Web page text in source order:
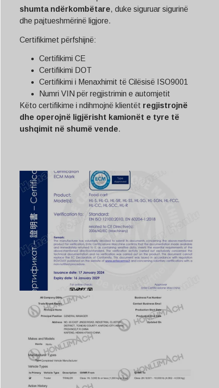
shumta ndërkombëtare, duke siguruar sigurinë
dhe pajtueshmërinë ligjore.
Certifikimet përfshijnë:
Certifikimi CE
Certifikimi DOT
Certifikimi i Menaxhimit të Cilësisë ISO9001
Numri VIN për regjistrimin e automjetit
Këto certifikime i ndihmojnë klientët regjistrojnë
dhe operojnë ligjërisht kamionët e tyre të
ushqimit në shumë vende.